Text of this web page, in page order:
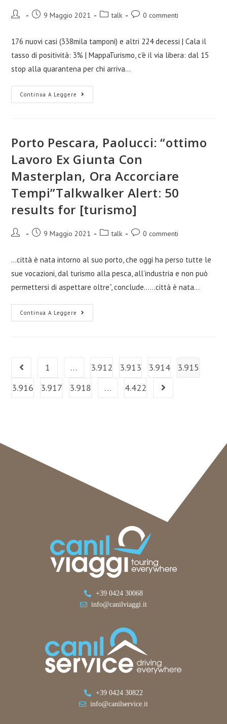
9 Maggio 2021 talk 0 commenti
176 nuovi casi (338mila tamponi) e altri 224 decessi | Cala il
tasso di positività: 3% | MappaTurismo, c'è il via libera: dal 15
stop alla quarantena per chi arriva…
Continua A Leggere
Porto Pescara, Paolucci: “ottimo
Lavoro Ex Giunta Con
Masterplan, Ora Accorciare
Tempi”Talkwalker Alert: 50
results for [turismo]
9 Maggio 2021 talk 0 commenti
...città è nata intorno al suo porto, che oggi ha perso tutte le
sue vocazioni, dal turismo alla pesca, all’industria e non può
permettersi di aspettare oltre”, conclude......città è nata…
Continua A Leggere
1 … 3.912 3.913 3.914
3.915
3.916
3.917 3.918 … 4.422
+39 0424 30068
info@canilviaggi.it
+39 0424 30822
info@canilservice.it